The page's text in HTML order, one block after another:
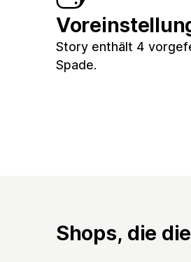
Story enthält 4
Spade.
Shops, die